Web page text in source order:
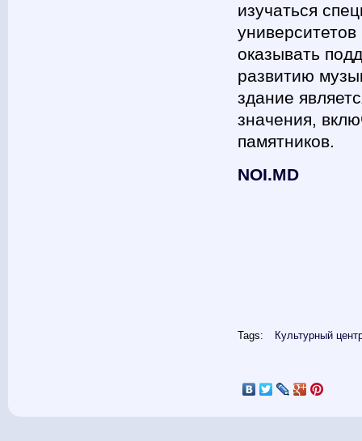
изучаться
оказывать
развитию
здание
значения,
памятников.
NOI.MD
Tags: Культурный